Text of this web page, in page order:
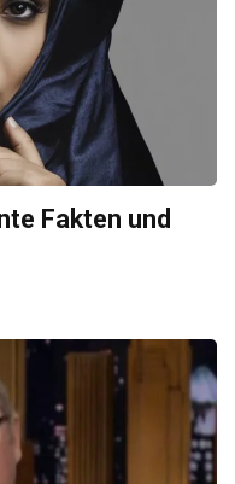
Fakten und